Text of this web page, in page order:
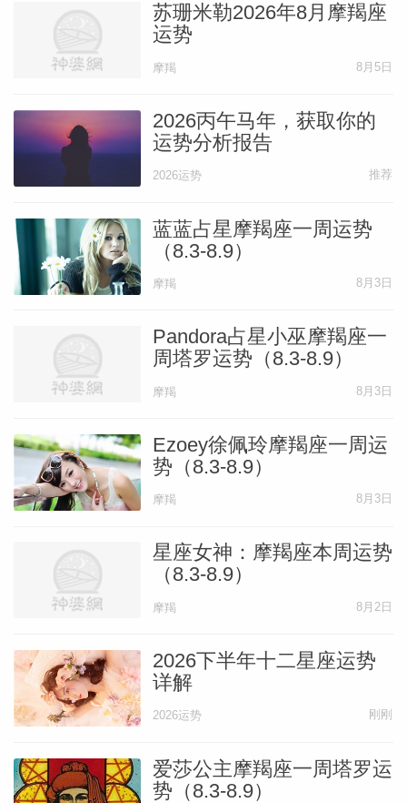
苏珊米勒2026年8月摩羯座
运势
摩羯 8月5日
2026丙午马年，获取你的
运势分析报告
2026运势 推荐
蓝蓝占星摩羯座一周运势
（8.3-8.9）
摩羯 8月3日
Pandora占星小巫摩羯座一
周塔罗运势（8.3-8.9）
摩羯 8月3日
Ezoey徐佩玲摩羯座一周运
势（8.3-8.9）
摩羯 8月3日
星座女神：摩羯座本周运势
（8.3-8.9）
摩羯 8月2日
2026下半年十二星座运势
详解
2026运势 刚刚
爱莎公主摩羯座一周塔罗运
势（8.3-8.9）